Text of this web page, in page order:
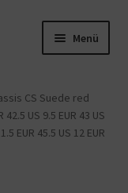
Menü
CS Suede red
US 9.5 EUR 43 US
EUR 45.5 US 12 EUR